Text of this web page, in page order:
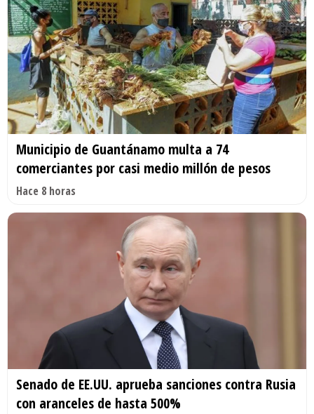
Municipio de Guantánamo multa a 74
comerciantes por casi medio millón de pesos
Hace 8 horas
Senado de EE.UU. aprueba sanciones contra Rusia
con aranceles de hasta 500%